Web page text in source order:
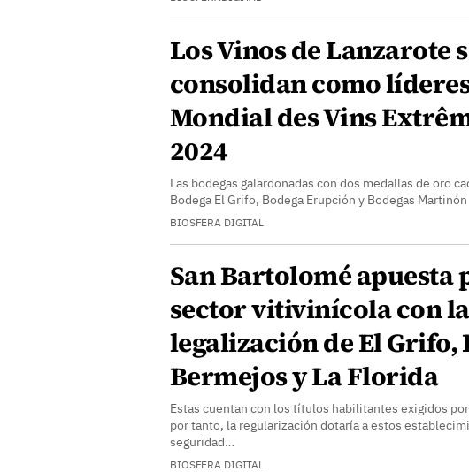
Los Vinos de Lanzarote
consolidan como
Mondial des Vins
2024
Las bodegas galardonadas con dos medallas de oro
Bodega El Grifo, Bodega Erupción y Bodegas Martinón
BIOSFERA DIGITAL
San Bartolomé apuesta
sector vitivinícola con la
legalización de El Grifo,
Bermejos y La Florida
Estas cuentan con los títulos habilitantes exigidos
por tanto, la regularización dotaría a estos
seguridad…
BIOSFERA DIGITAL